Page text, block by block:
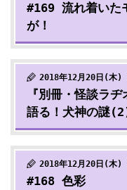
#169 流れ着いた
が！
2018年12月20日(木)
『別冊・怪談ラ
語る！犬神の謎
2018年12月20日(木)
#168 色彩